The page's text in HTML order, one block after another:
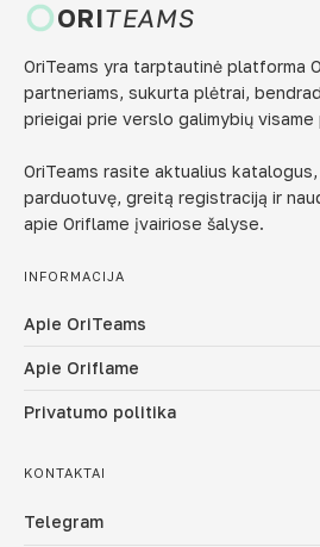
ORITEAMS
OriTeams yra tarptautinė platforma
partneriams, sukurta plėtrai,
prieigai prie verslo galimybių visame
OriTeams rasite aktualius
parduotuvę, greitą registraciją ir
apie Oriflame įvairiose šalyse.
INFORMACIJA
Apie OriTeams
Apie Oriflame
Privatumo politika
KONTAKTAI
Telegram